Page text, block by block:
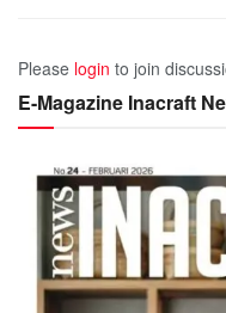
Please login to join
E-Magazine Inacraft